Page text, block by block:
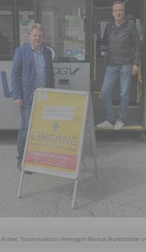
Tourismusbüro Hermagor Markus Brandstätter